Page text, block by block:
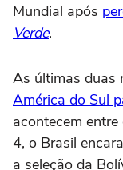
Mundial após
Verde.
As últimas duas
América do Sul
acontecem
4, o Brasil
a seleção da